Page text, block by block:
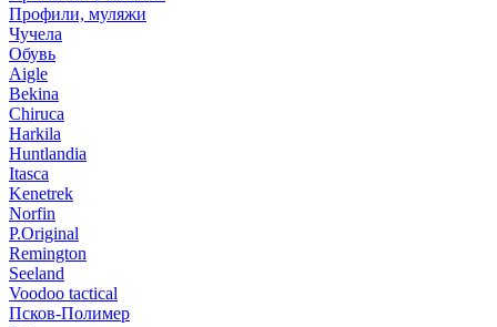
Профили, муляжи
Чучела
Обувь
Aigle
Bekina
Chiruсa
Harkila
Huntlandia
Itasca
Kenetrek
Norfin
P.Original
Remington
Seeland
Voodoo tactical
Псков-Полимер